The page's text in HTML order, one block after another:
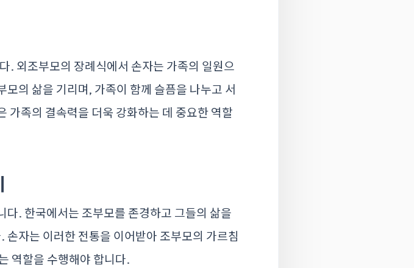
. 외조부모의 장례식에서 손자는 가족의 일원으
의 삶을 기리며, 가족이 함께 슬픔을 나누고 서
가족의 결속력을 더욱 강화하는 데 중요한 역할
. 한국에서는 조부모를 존경하고 그들의 삶을
자는 이러한 전통을 이어받아 조부모의 가르침
역할을 수행해야 합니다.